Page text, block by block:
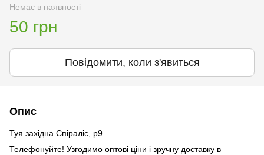
Немає в наявності
50 грн
Повідомити, коли з'явиться
Опис
Туя західна Спіраліс, р9.
Телефонуйте! Узгодимо оптові ціни і зручну доставку в